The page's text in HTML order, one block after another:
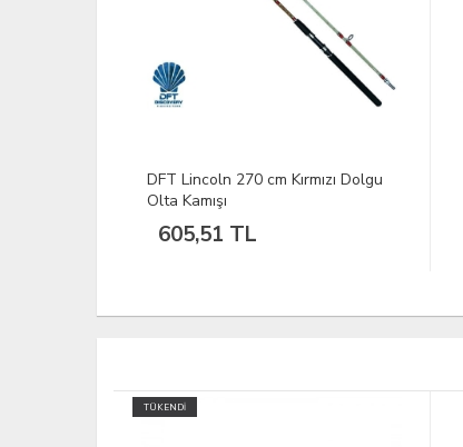
DFT Bentley 180 cm Jig Kamışı
100-250 g
2.045,12 TL